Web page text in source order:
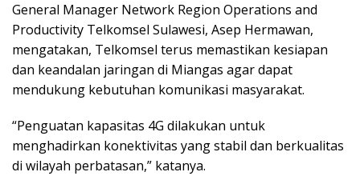
General Manager Network Region Operations and
Productivity Telkomsel Sulawesi, Asep Hermawan,
mengatakan, Telkomsel terus memastikan kesiapan
dan keandalan jaringan di Miangas agar dapat
mendukung kebutuhan komunikasi masyarakat.
“Penguatan kapasitas 4G dilakukan untuk
menghadirkan konektivitas yang stabil dan berkualitas
di wilayah perbatasan,” katanya.